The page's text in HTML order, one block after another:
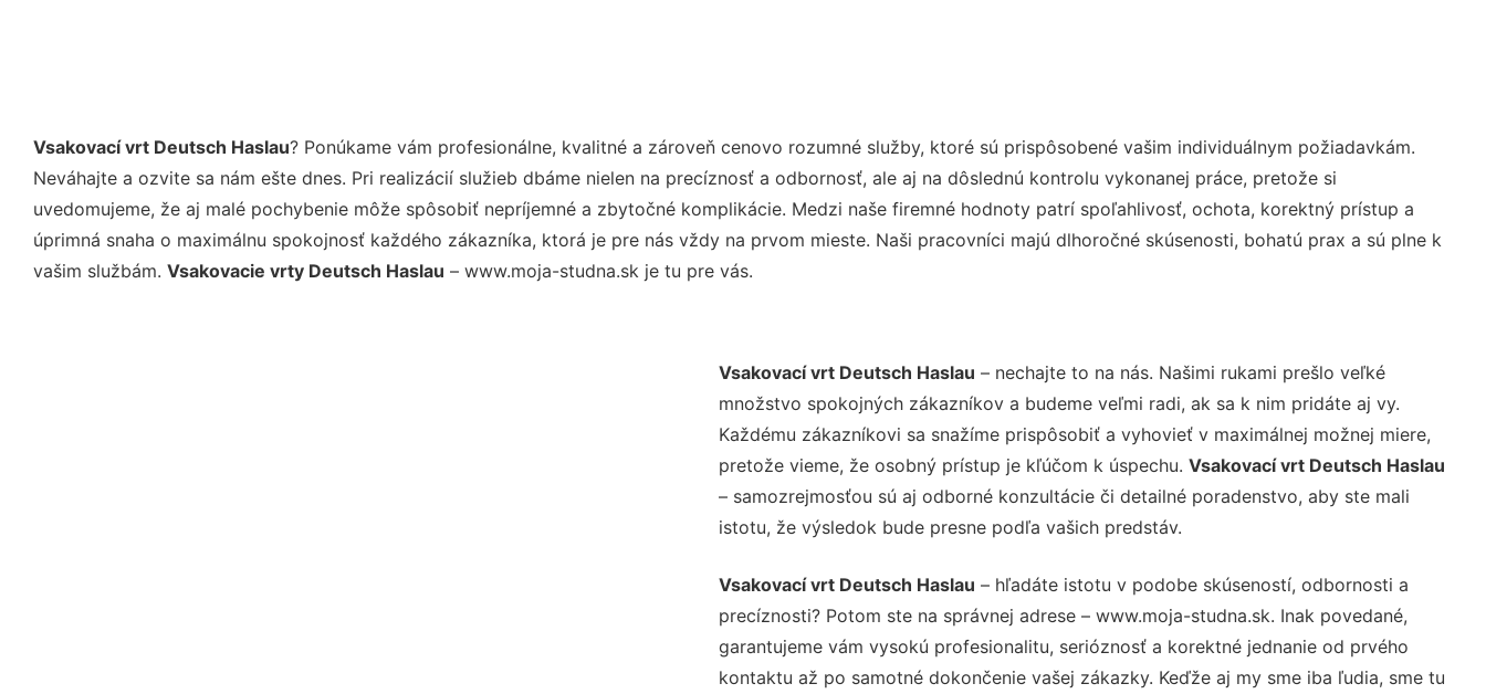
Vsakovací vrt Deutsch Haslau? Ponúkame vám profesionálne, kvalitné a zároveň cenovo rozumné služby, ktoré sú prispôsobené vašim individuálnym požiadavkám.
Neváhajte a ozvite sa nám ešte dnes. Pri realizácií služieb dbáme nielen na precíznosť a odbornosť, ale aj na dôslednú kontrolu vykonanej práce, pretože si
uvedomujeme, že aj malé pochybenie môže spôsobiť nepríjemné a zbytočné komplikácie. Medzi naše firemné hodnoty patrí spoľahlivosť, ochota, korektný prístup a
úprimná snaha o maximálnu spokojnosť každého zákazníka, ktorá je pre nás vždy na prvom mieste. Naši pracovníci majú dlhoročné skúsenosti, bohatú prax a sú plne k
vašim službám. Vsakovacie vrty Deutsch Haslau – www.moja-studna.sk je tu pre vás.
Vsakovací vrt Deutsch Haslau – nechajte to na nás. Našimi rukami prešlo veľké
množstvo spokojných zákazníkov a budeme veľmi radi, ak sa k nim pridáte aj vy.
Každému zákazníkovi sa snažíme prispôsobiť a vyhovieť v maximálnej možnej miere,
pretože vieme, že osobný prístup je kľúčom k úspechu. Vsakovací vrt Deutsch Haslau
– samozrejmosťou sú aj odborné konzultácie či detailné poradenstvo, aby ste mali
istotu, že výsledok bude presne podľa vašich predstáv.
Vsakovací vrt Deutsch Haslau – hľadáte istotu v podobe skúseností, odbornosti a
precíznosti? Potom ste na správnej adrese – www.moja-studna.sk. Inak povedané,
garantujeme vám vysokú profesionalitu, serióznosť a korektné jednanie od prvého
kontaktu až po samotné dokončenie vašej zákazky. Keďže aj my sme iba ľudia, sme tu